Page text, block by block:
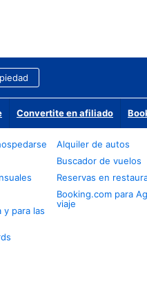
Convertite en afiliado
para las
Alquiler de autos
Buscador de vuelos
Reservas en
Booking.com para
viaje